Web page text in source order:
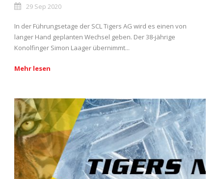
29 Sep 2020
In der Führungsetage der SCL Tigers AG wird es einen von
langer Hand geplanten Wechsel geben. Der 38-jährige
Konolfinger Simon Laager übernimmt...
Mehr lesen